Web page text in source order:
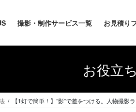
撮影・制作サービス一覧 お見積り
お役立
【1灯で簡単！】”影”で差をつける。人物撮影